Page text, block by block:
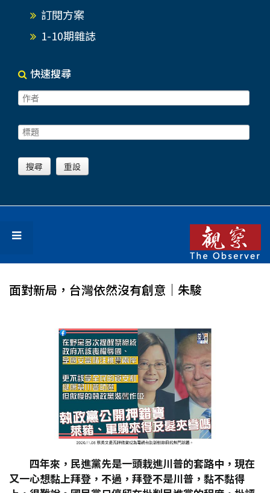
訂閱方案
1-10期雜誌
快速搜尋
面對新局，台灣依然沒有創意｜朱駿
四年來，民進黨先是一頭栽進川普的套路中，現在
又一心想黏上拜登，不過，拜登不是川普，黏不黏得